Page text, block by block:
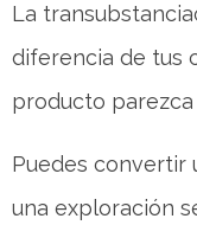
La
diferencia de tus
producto
Puedes convertir
una exploración